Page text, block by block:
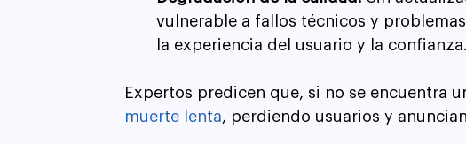
vulnerable a fallos técnicos y
la experiencia del usuario y la confianza.
Expertos predicen que, si no se encuentra
muerte lenta, perdiendo usuarios y